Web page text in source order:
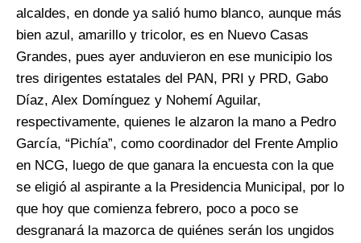
alcaldes, en donde ya salió humo blanco, aunque más
bien azul, amarillo y tricolor, es en Nuevo Casas
Grandes, pues ayer anduvieron en ese municipio los
tres dirigentes estatales del PAN, PRI y PRD, Gabo
Díaz, Alex Domínguez y Nohemí Aguilar,
respectivamente, quienes le alzaron la mano a Pedro
García, “Pichía”, como coordinador del Frente Amplio
en NCG, luego de que ganara la encuesta con la que
se eligió al aspirante a la Presidencia Municipal, por lo
que hoy que comienza febrero, poco a poco se
desgranará la mazorca de quiénes serán los ungidos